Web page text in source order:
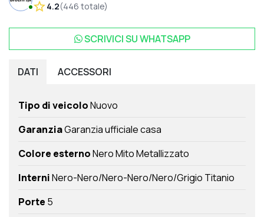
4.2(446 totale)
SCRIVICI SUWHATSAPP
DATI ACCESSORI
Tipo di veicoloNuovo
GaranziaGaranzia ufficiale casa
Colore esternoNero Mito Metallizzato
InterniNero-Nero/Nero-Nero/Nero/Grigio Titanio
Porte 5